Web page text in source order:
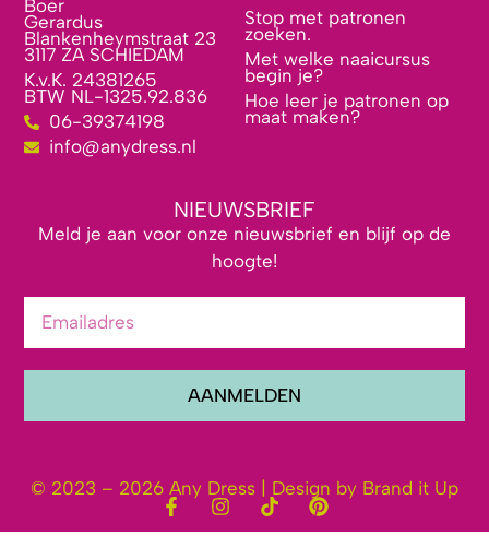
Boer
Gerardus
Blankenheymstraat 23
3117 ZA SCHIEDAM
K.v.K. 24381265
BTW NL-1325.92.836
06-39374198
info@anydress.nl
Stop met patronen
zoeken.
Met welke naaicursus
begin je?
Hoe leer je patronen op
maat maken?
NIEUWSBRIEF
Meld je aan voor onze nieuwsbrief en blijf op de
hoogte!
AANMELDEN
© 2023 – 2026 Any Dress | Design by Brand it Up